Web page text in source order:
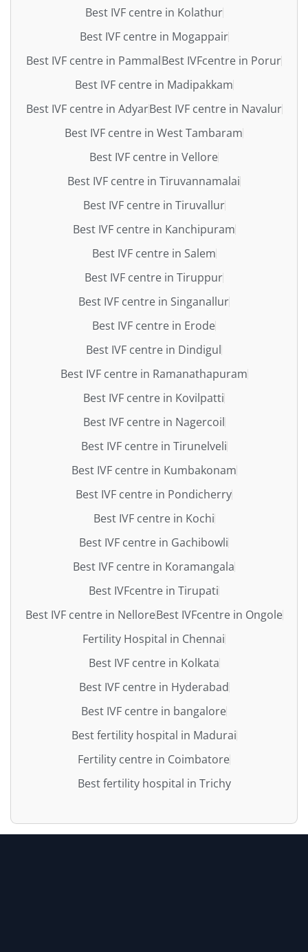
Best IVF centre in Kolathur
Best IVF centre in Mogappair
Best IVF centre in PammalBest IVFcentre in Porur
Best IVF centre in Madipakkam
Best IVF centre in AdyarBest IVF centre in Navalur
Best IVF centre in West Tambaram
Best IVF centre in Vellore
Best IVF centre in Tiruvannamalai
Best IVF centre in Tiruvallur
Best IVF centre in Kanchipuram
Best IVF centre in Salem
Best IVF centre in Tiruppur
Best IVF centre in Singanallur
Best IVF centre in Erode
Best IVF centre in Dindigul
Best IVF centre in Ramanathapuram
Best IVF centre in Kovilpatti
Best IVF centre in Nagercoil
Best IVF centre in Tirunelveli
Best IVF centre in Kumbakonam
Best IVF centre in Pondicherry
Best IVF centre in Kochi
Best IVF centre in Gachibowli
Best IVF centre in Koramangala
Best IVFcentre in Tirupati
Best IVF centre in NelloreBest IVFcentre in Ongole
Fertility Hospital in Chennai
Best IVF centre in Kolkata
Best IVF centre in Hyderabad
Best IVF centre in bangalore
Best fertility hospital in Madurai
Fertility centre in Coimbatore
Best fertility hospital in Trichy